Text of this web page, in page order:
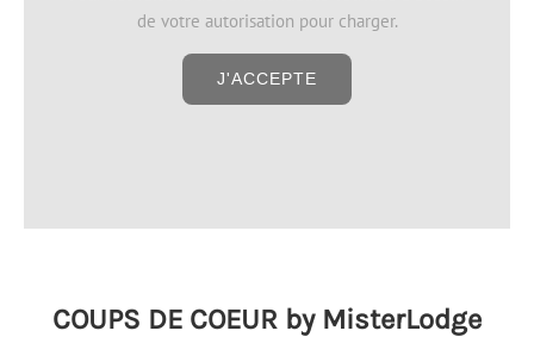
de votre autorisation pour charger.
J'ACCEPTE
COUPS DE COEUR by MisterLodge